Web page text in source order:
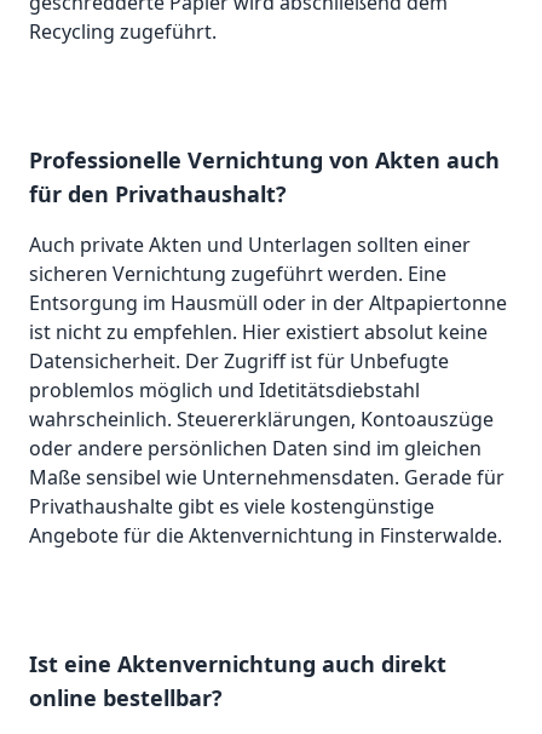
Recycling zugeführt.
Professionelle Vernichtung von Akten auch
für den Privathaushalt?
Auch private Akten und Unterlagen sollten einer
sicheren Vernichtung zugeführt werden. Eine
Entsorgung im Hausmüll oder in der Altpapiertonne
ist nicht zu empfehlen. Hier existiert absolut keine
Datensicherheit. Der Zugriff ist für Unbefugte
problemlos möglich und Idetitätsdiebstahl
wahrscheinlich. Steuererklärungen, Kontoauszüge
oder andere persönlichen Daten sind im gleichen
Maße sensibel wie Unternehmensdaten. Gerade für
Privathaushalte gibt es viele kostengünstige
Angebote für die Aktenvernichtung in Finsterwalde.
Ist eine Aktenvernichtung auch direkt
online bestellbar?